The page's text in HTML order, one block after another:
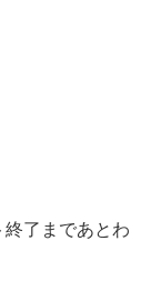
了まであとわ